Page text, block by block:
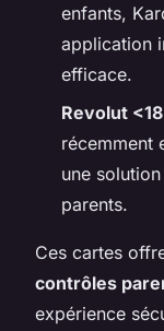
enfants,
application
efficace.
Revolut <18
récemment
une
parents.
Ces cartes
contrôles
expérience